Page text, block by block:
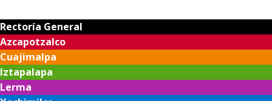
Rectoría General
Azcapotzalco
Cuajimalpa
Iztapalapa
Lerma